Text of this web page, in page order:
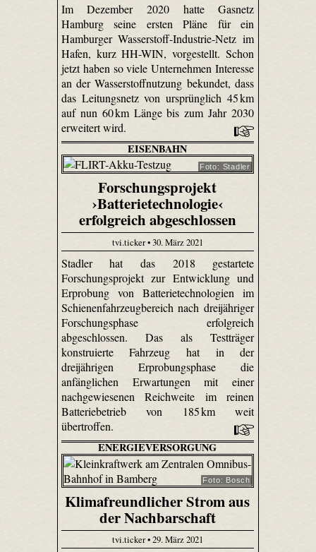
Im Dezember 2020 hatte Gasnetz
Hamburg seine ersten Pläne für ein
Hamburger Wasserstoff-Industrie-Netz im
Hafen, kurz HH-WIN, vorgestellt. Schon
jetzt haben so viele Unternehmen Interesse
an der Wasserstoffnutzung bekundet, dass
das Leitungsnetz von ursprünglich 45 km
auf nun 60 km Länge bis zum Jahr 2030
erweitert wird.
EISENBAHN
Foto: Stadler
Forschungsprojekt
›Batterietechnologie‹
erfolgreich abgeschlossen
tvi.ticker • 30. März 2021
Stadler hat das 2018 gestartete
Forschungsprojekt zur Entwicklung und
Erprobung von Batterietechnologien im
Schienenfahrzeugbereich nach dreijähriger
Forschungsphase erfolgreich
abgeschlossen. Das als Testträger
konstruierte Fahrzeug hat in der
dreijährigen Erprobungsphase die
anfänglichen Erwartungen mit einer
nachgewiesenen Reichweite im reinen
Batteriebetrieb von 185 km weit
übertroffen.
ENERGIEVERSORGUNG
Foto: Bosch
Klimafreundlicher Strom aus
der Nachbarschaft
tvi.ticker • 29. März 2021